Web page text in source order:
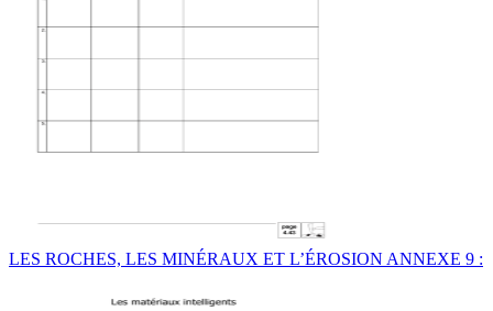
LES ROCHES, LES MINÉRAUX ET L’ÉROSION ANNEXE 9 :